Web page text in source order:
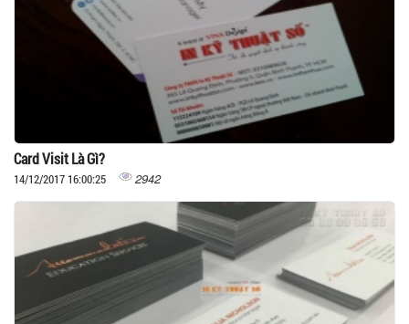
Card Visit Là Gì?
14/12/2017 16:00:25 2942